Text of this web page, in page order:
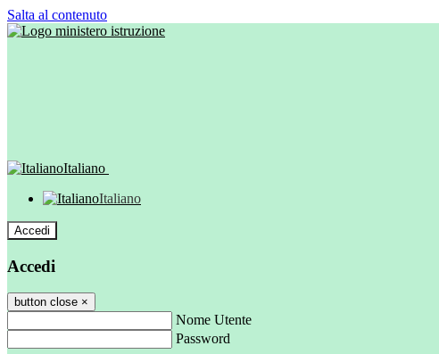
Salta al contenuto
Italiano
Italiano
Accedi
Accedi
button close ×
Nome Utente
Password